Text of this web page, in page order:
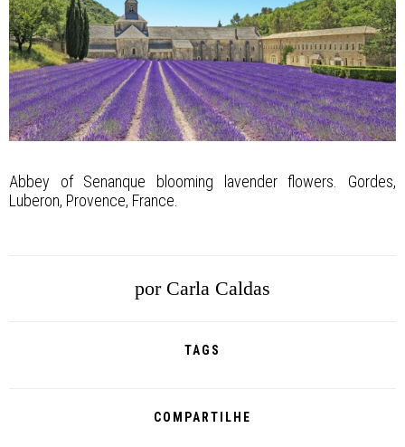
Abbey of Senanque blooming lavender flowers. Gordes,
Luberon, Provence, France.
por Carla Caldas
TAGS
COMPARTILHE